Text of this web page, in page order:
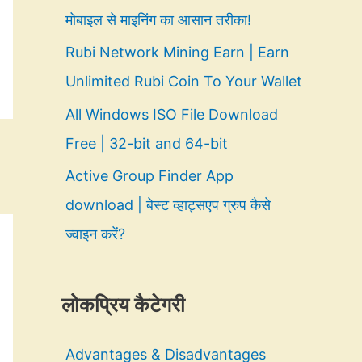
मोबाइल से माइनिंग का आसान तरीका!
Rubi Network Mining Earn | Earn
Unlimited Rubi Coin To Your Wallet
All Windows ISO File Download
Free | 32-bit and 64-bit
Active Group Finder App
download | बेस्ट व्हाट्सएप ग्रुप कैसे
ज्वाइन करें?
लोकप्रिय कैटेगरी
Advantages & Disadvantages